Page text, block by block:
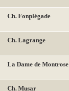
Ch. Fonplégade
Ch. Lagrange
La Dame de Montrose
Ch. Musar